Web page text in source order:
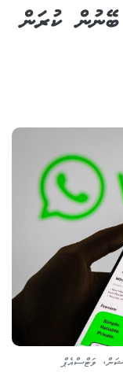
ކުރަން
ވަޓްސްއެޕް